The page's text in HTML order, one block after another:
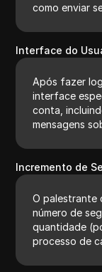
como enviar
Interface do
Após fazer
interface
conta,
mensagens
Incremento de
O palestrante
número de
quantidade
processo de